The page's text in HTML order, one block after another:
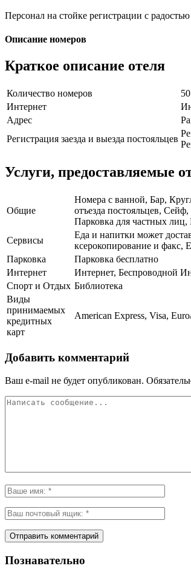
Персонал на стойке регистрации с
Описание номеров
Краткое описание отеля
Количество номеров
50
Интернет
Адрес
Регистрация заезда и выезда постояльцев
Услуги, предоставляемые
Общие
Номера с ванной, Бар,
отъезда постояльцев,
Парковка для частных лиц,
Сервисы
Еда и напитки может
ксерокопирование и факс,
Парковка
Парковка бесплатно
Интернет
Интернет, Беспроводной
Спорт и Отдых Библиотека
Виды
принимаемых
кредитных
карт
American Express, Visa,
Добавить комментарий
Ваш e-mail не будет опубликован.
Познавательно